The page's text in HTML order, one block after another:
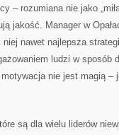
– rozumiana nie jako
jakość. Manager w
nawet najlepsza
ludzi w sposób
nie jest magią –
są dla wielu liderów